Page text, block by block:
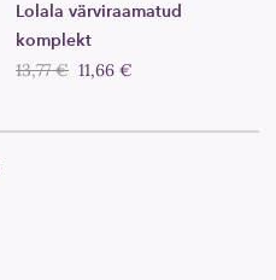
Lolala värviraamatud
komplekt
13,77 € 11,66 €